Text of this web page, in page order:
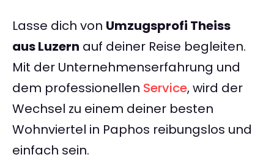
Lasse dich von Umzugsprofi Theiss
aus Luzern auf deiner Reise begleiten.
Mit der Unternehmenserfahrung und
dem professionellen Service, wird der
Wechsel zu einem deiner besten
Wohnviertel in Paphos reibungslos und
einfach sein.